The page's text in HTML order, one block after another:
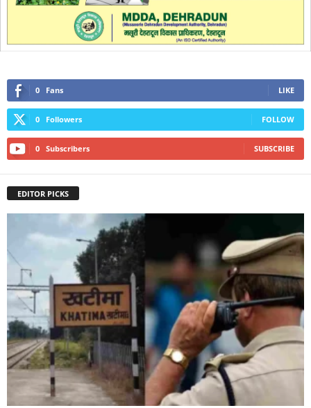
0 Fans LIKE
0 Followers FOLLOW
0 Subscribers SUBSCRIBE
EDITOR PICKS